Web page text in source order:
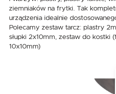
ziemniaków na frytki. Tak
urządzenia idealnie
Polecamy zestaw tarcz: plastry
słupki 2x10mm, zestaw do kostki
10x10mm)